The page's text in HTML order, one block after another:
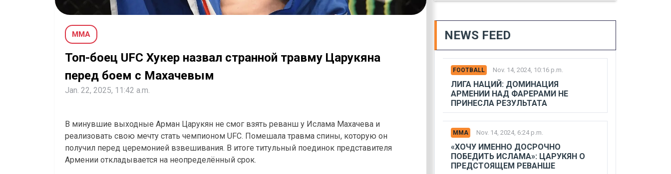
MMA
Топ-боец UFC Хукер назвал странной травму Царукяна
перед боем с Махачевым
Jan. 22, 2025, 11:42 a.m.
В минувшие выходные Арман Царукян не смог взять реванш у Ислама Махачева и
реализовать свою мечту стать чемпионом UFC. Помешала травма спины, которую он
получил перед церемонией взвешивания. В итоге титульный поединок представителя
Армении откладывается на неопределённый срок.
NEWS FEED
FOOTBALL Nov. 14, 2024, 10:16 p.m.
ЛИГА НАЦИЙ: ДОМИНАЦИЯ
АРМЕНИИ НАД ФАРЕРАМИ НЕ
ПРИНЕСЛА РЕЗУЛЬТАТА
MMA Nov. 14, 2024, 6:24 p.m.
«ХОЧУ ИМЕННО ДОСРОЧНО
ПОБЕДИТЬ ИСЛАМА»: ЦАРУКЯН О
ПРЕДСТОЯЩЕМ РЕВАНШЕ